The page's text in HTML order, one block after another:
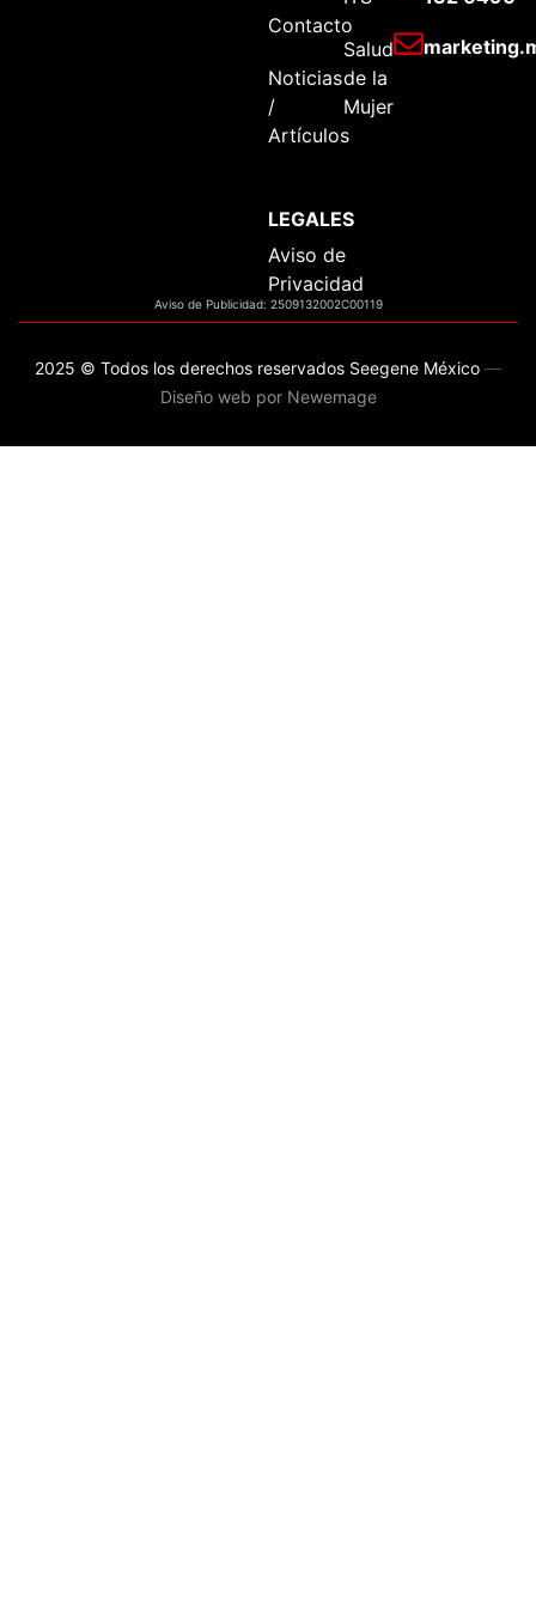
Contacto
Noticias
/
Artículos
LEGALES
Aviso de
Privacidad
Salud
de la
Mujer
Aviso de Publicidad: 2509132002C00119
2025 © Todos los derechos reservados Seegene México —
Diseño web por Newemage